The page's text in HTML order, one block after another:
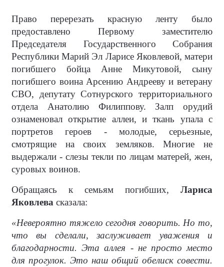
Право перерезать красную ленту было
предоставлено Первому заместителю
Председателя Государственного Собрания
Республики Марий Эл Ларисе Яковлевой, матери
погибшего бойца Анне Микутовой, сыну
погибшего воина Арсению Андрееву и ветерану
СВО, депутату Сотнурского территориального
отдела Анатолию Филиппову. Залп орудий
ознаменовал открытие аллеи, и ткань упала с
портретов героев - молодые, серьезные,
смотрящие на своих земляков. Многие не
выдержали - слезы текли по лицам матерей, жен,
суровых воинов.
Обращаясь к семьям погибших, Лариса
Яковлева сказала:
«Невероятно тяжело сегодня говорить. Но то,
что вы сделали, заслуживает уважения и
благодарности. Эта аллея - не просто место
для прогулок. Это наш общий обелиск совести.